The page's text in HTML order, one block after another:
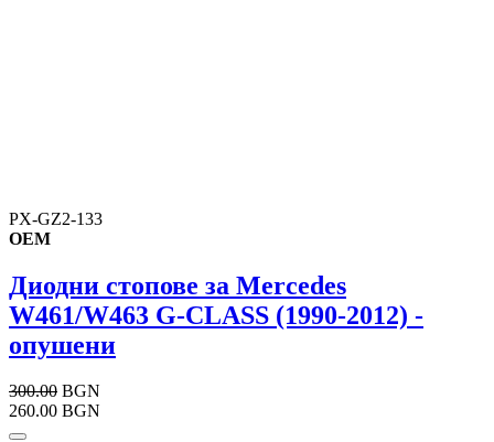
PX-GZ2-133
OEM
Диодни стопове за Mercedes
W461/W463 G-CLASS (1990-2012) -
опушени
300.00 BGN
260.00 BGN